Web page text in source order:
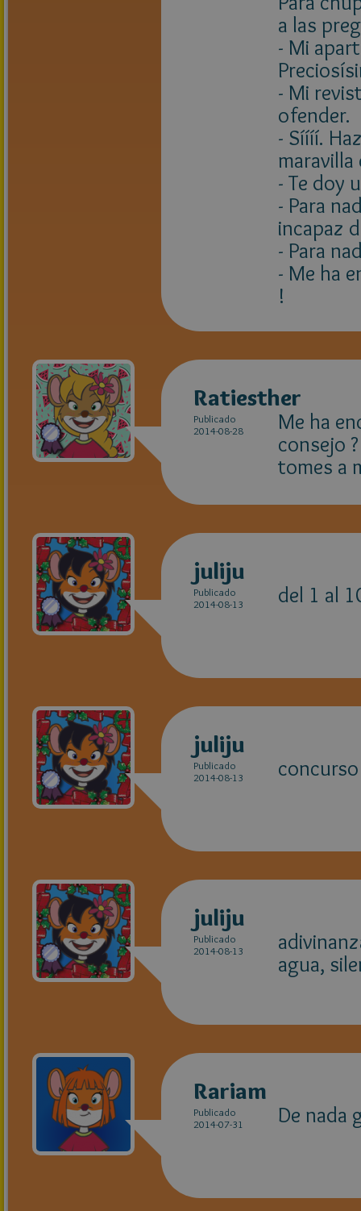
a las
- Mi
- Mi
ofender.
- Síííí.
maravilla
- Te doy
- Para
incapaz
- Para
- Me ha
!
Ratiesther
Publicado
2014-08-28
Me ha
consejo
tomes a
juliju
Publicado
2014-08-13
del 1 al
juliju
Publicado
2014-08-13
juliju
Publicado
2014-08-13
agua,
Rariam
Publicado
2014-07-31
De nada